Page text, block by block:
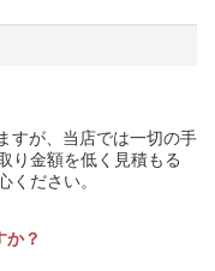
すが、当店では一切の手
り金額を低く見積もる
ください。
か？